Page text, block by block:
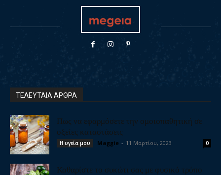
ΤΕΛΕΥΤΑΙΑ ΑΡΘΡΑ
Πως να εφαρμόσετε την ομοιοπαθητική σε
οξείες καταστάσεις
Η υγεία μου Maggie - 11 Μαρτίου, 2023 0
Καθαρίστε το συκώτι σας με φυσικό τρόπο